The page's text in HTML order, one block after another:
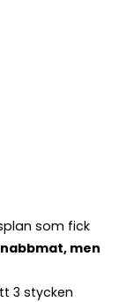
som fick
men
3 stycken